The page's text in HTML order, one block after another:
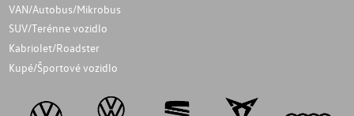
VAN/Autobus/Mikrobus
SUV/Terénne vozidlo
Kabriolet/Roadster
Kupé/Športové vozidlo